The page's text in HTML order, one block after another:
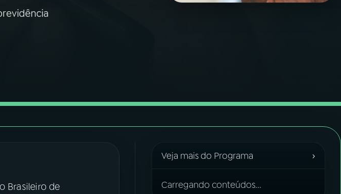
Brasileiro de
Veja mais do Programa ›
Carregando conteúdos...